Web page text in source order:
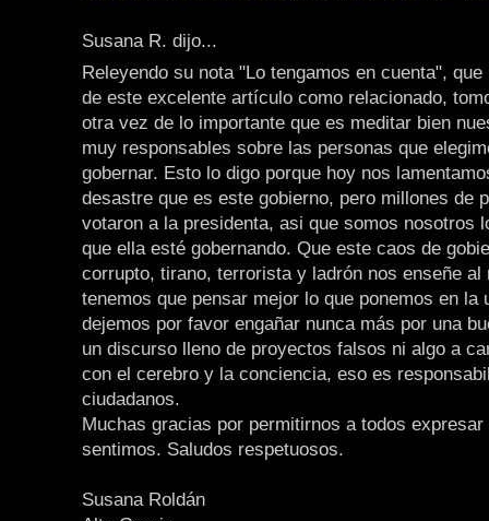
Susana R. dijo...
Releyendo su nota "Lo tengamos en cuenta",
de este excelente artículo como relacionado,
otra vez de lo importante que es meditar bien
muy responsables sobre las personas que
gobernar. Esto lo digo porque hoy nos
desastre que es este gobierno, pero millones de
votaron a la presidenta, asi que somos nosotros
que ella esté gobernando. Que este caos de
corrupto, tirano, terrorista y ladrón nos enseñe al
tenemos que pensar mejor lo que ponemos en la
dejemos por favor engañar nunca más por una
un discurso lleno de proyectos falsos ni algo a
con el cerebro y la conciencia, eso es
ciudadanos.
Muchas gracias por permitirnos a todos expresar
sentimos. Saludos respetuosos.
Susana Roldán